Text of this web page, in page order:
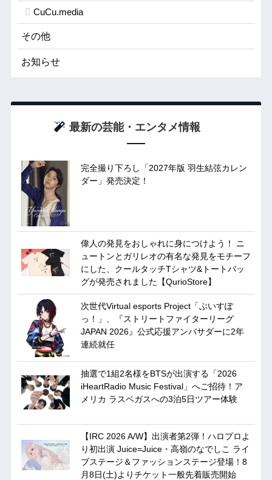
CuCu.media
その他
お知らせ
最新の芸能・エンタメ情報
完全撮り下ろし「2027年版 羽生結弦カレン
ダー」発売決定！
偉人の発見をおしゃれに身につけよう！ ニ
ュートンとガリレオの有名な発見をモチーフ
にした、クールタッチTシャツ&トートバッ
グが発売されました【QurioStore】
次世代Virtual esports Project「ぶいすぽ
っ！」、『ストリートファイターリーグ
JAPAN 2026』公式応援アンバサダーに2年
連続就任
抽選で1組2名様をBTSが出演する「2026
iHeartRadio Music Festival」へご招待！ア
メリカ ラスベガスへの3泊5日ツアー体験
【IRC 2026 A/W】出演者第2弾！ハロプロよ
り初出演 Juice=Juice・高嶺のなでしこ ライ
ブステージ＆ファッションステージ登場！8
月8日(土)よりチケット一般先着販売開始